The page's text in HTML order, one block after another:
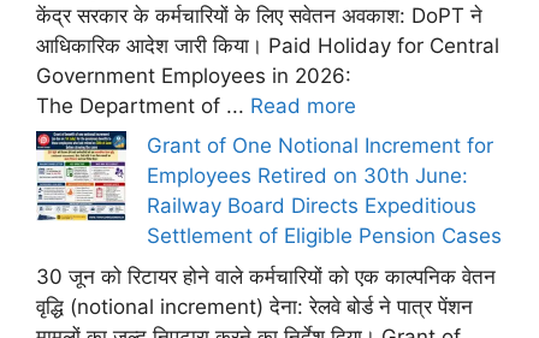
केंद्र सरकार के कर्मचारियों के लिए सवेतन अवकाश: DoPT ने
आधिकारिक आदेश जारी किया। Paid Holiday for Central
Government Employees in 2026:
The Department of ... Read more
Grant of One Notional Increment for
Employees Retired on 30th June:
Railway Board Directs Expeditious
Settlement of Eligible Pension Cases
30 जून को रिटायर होने वाले कर्मचारियों को एक काल्पनिक वेतन
वृद्धि (notional increment) देना: रेलवे बोर्ड ने पात्र पेंशन